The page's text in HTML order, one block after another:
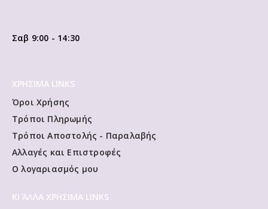
Σαβ 9:00 - 14:30
ΧΡΗΣΙΜΑ LINKS
Όροι Χρήσης
Τρόποι Πληρωμής
Τρόποι Αποστολής - Παραλαβής
Αλλαγές και Επιστροφές
Ο λογαριασμός μου
ΚΙ ΆΛΛΑ ΧΡΗΣΙΜΑ LINKS